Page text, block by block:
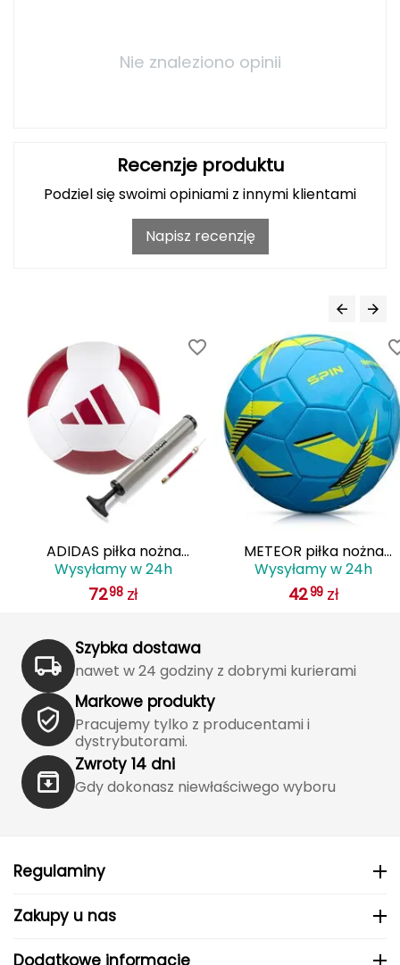
Grand Trunk
Gumbies
Hoka
Hydrapak
Hydro Flask
IGLOO
Icestorm
Nie znaleziono opinii
Recenzje produktu
Podziel się swoimi opiniami z innymi klientami
Napisz recenzję
ADIDAS piłka nożna
treningowa IX3982
biała/czerwona + pompka
Wysyłamy w 24h
7298 zł
METEOR piłka nożna
treningowa dla dzieci
niebieska
Wysyłamy w 24h
4299 zł
Szybka dostawa
nawet w 24 godziny z dobrymi kurierami
Markowe produkty
Pracujemy tylko z producentami i
dystrybutorami.
Zwroty 14 dni
Gdy dokonasz niewłaściwego wyboru
Regulaminy
Zakupy u nas
Dodatkowe informacje